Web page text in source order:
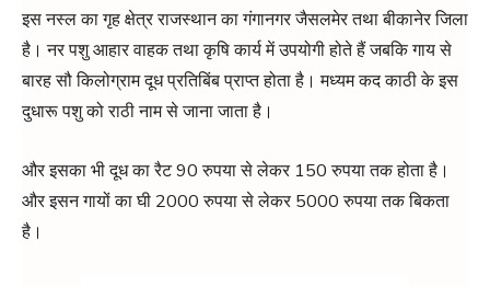
इस नस्ल का गृह क्षेत्र राजस्थान का गंगानगर जैसलमेर तथा बीकानेर जिला
है। नर पशु आहार वाहक तथा कृषि कार्य में उपयोगी होते हैं जबकि गाय से
बारह सौ किलोग्राम दूध प्रतिबिंब प्राप्त होता है। मध्यम कद काठी के इस
दुधारू पशु को राठी नाम से जाना जाता है।
और इसका भी दूध का रैट 90 रुपया से लेकर 150 रुपया तक होता है।
और इसन गायों का घी 2000 रुपया से लेकर 5000 रुपया तक बिकता
है।